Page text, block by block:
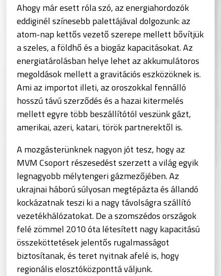
Ahogy már esett róla szó, az energiahordozók
eddiginél színesebb palettájával dolgozunk: az
atom-nap kettős vezető szerepe mellett bővítjük
a szeles, a földhő és a biogáz kapacitásokat. Az
energiatárolásban helye lehet az akkumulátoros
megoldások mellett a gravitációs eszközöknek is.
Ami az importot illeti, az oroszokkal fennálló
hosszú távú szerződés és a hazai kitermelés
mellett egyre több beszállítótól veszünk gázt,
amerikai, azeri, katari, török partnerektől is.
A mozgásterünknek nagyon jót tesz, hogy az
MVM Csoport részesedést szerzett a világ egyik
legnagyobb mélytengeri gázmezőjében. Az
ukrajnai háború súlyosan megtépázta és állandó
kockázatnak teszi ki a nagy távolságra szállító
vezetékhálózatokat. De a szomszédos országok
felé zömmel 2010 óta létesített nagy kapacitású
összeköttetések jelentős rugalmasságot
biztosítanak, és teret nyitnak afelé is, hogy
regionális elosztóközponttá váljunk.